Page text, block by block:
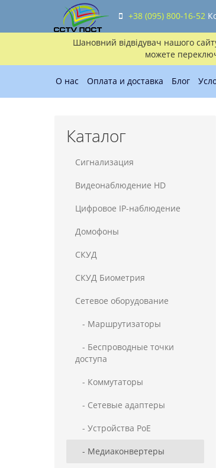
Шановний відвідувач нашого
можете
+38 (095) 800-16-52
О нас Оплата и доставка Блог
Каталог
Сигнализация
Видеонаблюдение HD
Цифровое IP-наблюдение
Домофоны
СКУД
СКУД Биометрия
Сетевое оборудование
- Маршрутизаторы
- Беспроводные точки
доступа
- Коммутаторы
- Сетевые адаптеры
- Устройства PoE
- Медиаконвертеры